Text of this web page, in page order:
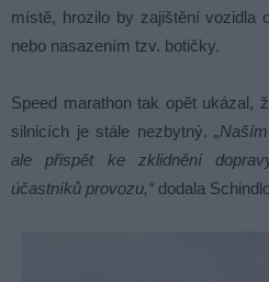
místě, hrozilo by zajištění vozidla
nebo nasazením tzv. botičky.
Speed marathon tak opět ukázal,
silnicích je stále nezbytný.
ale přispět ke zklidnění
účastníků provozu,“ dodala